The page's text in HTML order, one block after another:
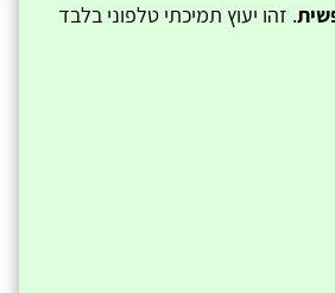
. זהו יעוץ תמיכתי טלפוני בלבד